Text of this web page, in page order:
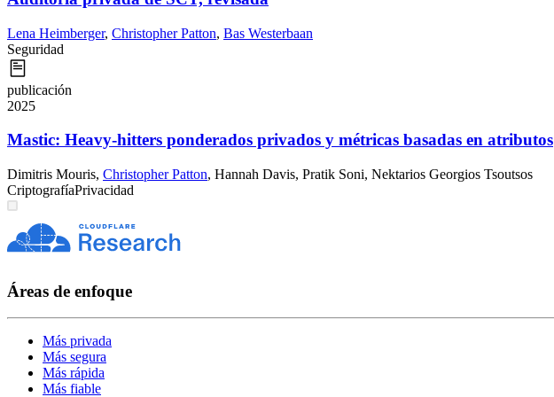
Lena Heimberger, Christopher Patton, Bas Westerbaan
Seguridad
publicación
2025
Mastic: Heavy-hitters ponderados privados y métricas basadas en atributos
Dimitris Mouris, Christopher Patton, Hannah Davis, Pratik Soni, Nektarios Georgios Tsoutsos
CriptografíaPrivacidad
Áreas de enfoque
Más privada
Más segura
Más rápida
Más fiable